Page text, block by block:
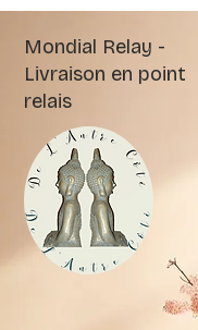
Mondial Relay -
Livraison en point
relais